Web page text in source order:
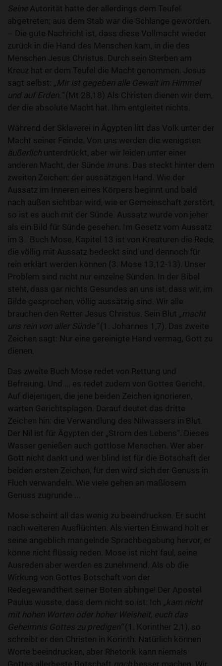
Seine Autorität hatte der allerdings dem Teufel
abgetreten; aus dem Stab war die Schlange geworden.
– Die gute Nachricht ist, dass diese Vollmacht wieder
zurück in die Hand des Menschen kam, in die des
Menschen Jesus Christus. Durch sein Sterben am
Kreuz hat er dem Teufel die Macht genommen. Jesus
sagt selbst: „Mir ist gegeben alle Gewalt im Himmel
und auf Erden.“(Mt 28,18) Als Christen dienen wir dem,
der die absolute Macht hat. Ihm entgleitet nichts.
Während der Sklaverei in Ägypten litt das Volk unter der
Macht seiner Feinde. Von uns werden die wenigsten
äußerlich unterdrückt, aber wir leiden unter einer
anderen Macht, der Sünde in uns. Das steckt hinter dem
zweiten Zeichen: der aussätzigen Hand. Wie der
Aussatz im Inneren eines Körpers beginnt und bald
nach außen sichtbar wird, wie er Gemeinschaft zerstört,
so ist es auch mit der Sünde. Aussatz wurde von jeher
als ein Bild für Sünde gesehen. Im Gesetz vom Aussatz
im 3. Buch Mose, Kapitel 13 ist von Kreaturen die Rede,
die völlig mit Aussatz bedeckt sind und dennoch für
rein erklärt werden können (3. Mose 13,12-13). Unser
Problem sind nicht nur einzelne Sünden. In der Bibel
steht, dass gar nichts Gesundes an uns ist, dass wir, im
Bilde gesprochen, völlig aussätzig sind. Wir alle
brauchen den Retter Jesus Christus. Sein Blut „macht
uns rein von aller Sünde“(1. Johannes 1,7). Das zweite
Zeichen sagt: Nur eine gereinigte Hand vermag, Gott zu
dienen.
Das zweite Buch Mose redet von Rettung und
Befreiung. Und ... es redet zudem von Gottes Gericht.
Auf diejenigen, die jene beiden Zeichen ignorieren,
warten Gerichtsplagen. Darauf deutet das dritte
Zeichen hin: die Verwandlung des Nilwassers in Blut.
Der Nil ist für Ägypten der „Strom des Lebens“. Dieses
Wasser genießen auch gottlose Menschen. Wer aber
Gott nicht dankt und wer blind ist für die Botschaft der
beiden ersten Zeichen, für den wird sich der Genuss in
Fluch verwandeln. Wie viele gehen an maßlosem
Genuss zugrunde ...
Mose scheint all das wenig zu beeindrucken. Er sucht
nach weiteren Ausflüchten. Als vierten Einwand holt er
seine angeblich mangelnde Sprachbegabung hervor, er
könne nicht flüssig reden. Mose ist nicht faul, seine
Ausreden aber werden es zunehmend. Als ob die
Wirkung von Gottes Botschaft von der
Redegewandtheit seiner Boten abhinge! Der Apostel
Paulus wusste, dass dem nicht so ist: Ich „kam nicht
mit hohen Worten oder hoher Weisheit, euch das
Geheimnis Gottes zu predigen“(1. Korinther 2,1), so
schreibt er den Christen in Korinth. Natürlich können
Worte beeindrucken, aber Rhetorik kann niemals
Gottes allerbeste Botschaft noch besser machen. Wir